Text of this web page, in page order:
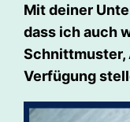
Mit deiner
dass ich auch
Schnittmuster,
Verfügung